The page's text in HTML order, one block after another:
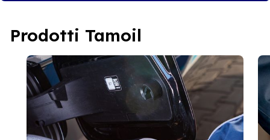
Prodotti Tamoil